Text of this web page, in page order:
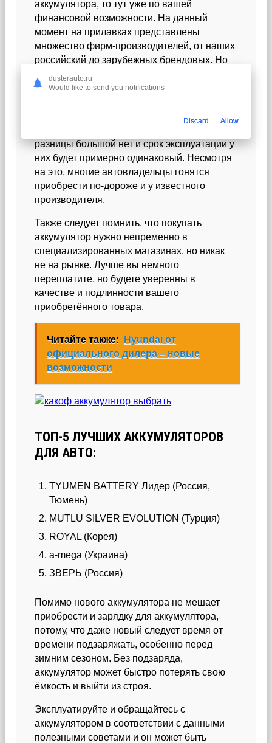
аккумулятора, то тут уже по вашей
финансовой возможности. На данный
момент на прилавках представлены
множество фирм-производителей, от наших
российский до зарубежных брендовых. Но
помните, что многие производители берут с
вас больше за бренд, чем за качество и
попробуем сравнить аккумулятор за 3
разницы большой нет и срок эксплуатации у
них будет примерно одинаковый. Несмотря
на это, многие автовладельцы гонятся
приобрести по-дороже и у известного
производителя.
Также следует помнить, что покупать
аккумулятор нужно непременно в
специализированных магазинах, но никак
не на рынке. Лучше вы немного
переплатите, но будете уверенны в
качестве и подлинности вашего
приобретённого товара.
Читайте также:
Hyundai от
официального дилера – новые
возможности
ТОП-5 ЛУЧШИХ АККУМУЛЯТОРОВ
ДЛЯ АВТО:
TYUMEN BATТERY Лидер (Россия,
Тюмень)
MUTLU SILVER EVOLUTION (Турция)
ROYAL (Корея)
а-mega (Украина)
ЗВЕРЬ (Россия)
Помимо нового аккумулятора не мешает
приобрести и зарядку для аккумулятора,
потому, что даже новый следует время от
времени подзаряжать, особенно перед
зимним сезоном. Без подзаряда,
аккумулятор может быстро потерять свою
ёмкость и выйти из строя.
Эксплуатируйте и обращайтесь с
аккумулятором в соответствии с данными
полезными советами и он может быть
dusterauto.ru
Would like to send you notifications
Discard Allow